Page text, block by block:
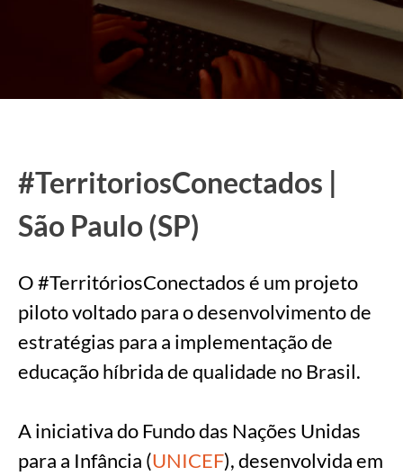
#TerritoriosConectados |
São Paulo (SP)
O #TerritóriosConectados é um projeto
piloto voltado para o desenvolvimento de
estratégias para a implementação de
educação híbrida de qualidade no Brasil.
A iniciativa do Fundo das Nações Unidas
para a Infância (UNICEF), desenvolvida em